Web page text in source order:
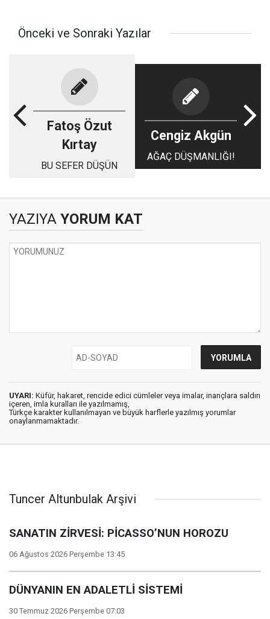
Önceki ve Sonraki Yazılar
Fatoş Özut
Kırtay
BU SEFER DÜŞÜN
Cengiz Akgün
AĞAÇ DÜŞMANLIĞI!
YAZIYA YORUM KAT
UYARI: Küfür, hakaret, rencide edici cümleler veya imalar, inançlara saldırı
içeren, imla kuralları ile yazılmamış,
Türkçe karakter kullanılmayan ve büyük harflerle yazılmış yorumlar
onaylanmamaktadır.
Tuncer Altunbulak Arşivi
SANATIN ZİRVESİ: PİCASSO’NUN HOROZU
06 Ağustos 2026 Perşembe 13:45
DÜNYANIN EN ADALETLİ SİSTEMİ
30 Temmuz 2026 Perşembe 07:03